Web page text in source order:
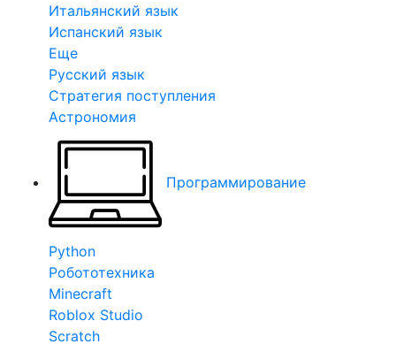
Итальянский язык
Испанский язык
Еще
Русский язык
Стратегия поступления
Астрономия
Программирование
Python
Робототехника
Minecraft
Roblox Studio
Scratch